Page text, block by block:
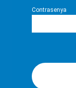
Contrasenya